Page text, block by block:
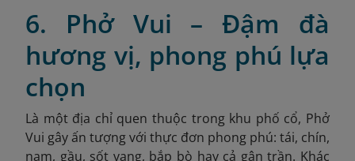
6. Phở Vui – Đậm đà
hương vị, phong phú lựa
chọn
Là một địa chỉ quen thuộc trong khu phố cổ, Phở
Vui gây ấn tượng với thực đơn phong phú: tái, chín,
nạm, gầu, sốt vang, bắp bò hay cả gân trần. Khác